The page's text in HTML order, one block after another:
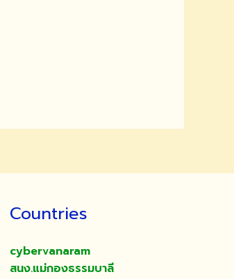
Countries
cybervanaram
สนง.แม่กองธรรมบาลี